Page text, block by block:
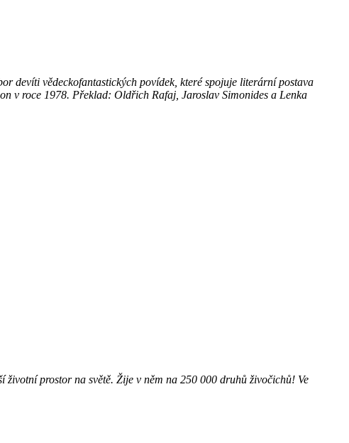
devíti vědeckofantastických povídek, které spojuje literární postava
v roce 1978. Překlad: Oldřich Rafaj, Jaroslav Simonides a Lenka
prostor na světě. Žije v něm na 250 000 druhů živočichů! Ve